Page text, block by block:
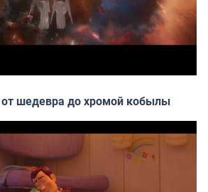
от шедевра до хромой кобылы